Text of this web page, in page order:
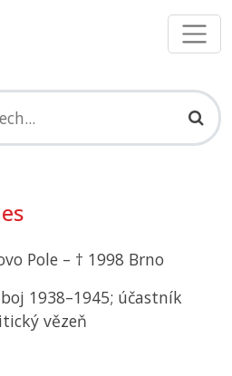
Pole – † 1998 Brno
1938–1945; účastník
vězeň